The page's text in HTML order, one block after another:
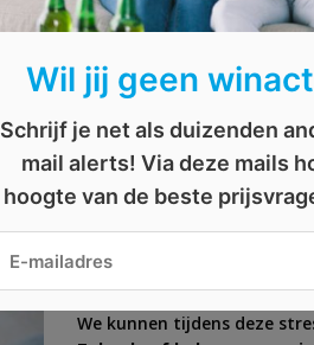
Doe mee aan de prijsvraag
insituut memory
Win een iPad,
We kunnen tijdens deze
Wil jij geen
Schrijf je net als duizenden
mail alerts! Via deze mails
hoogte van de beste